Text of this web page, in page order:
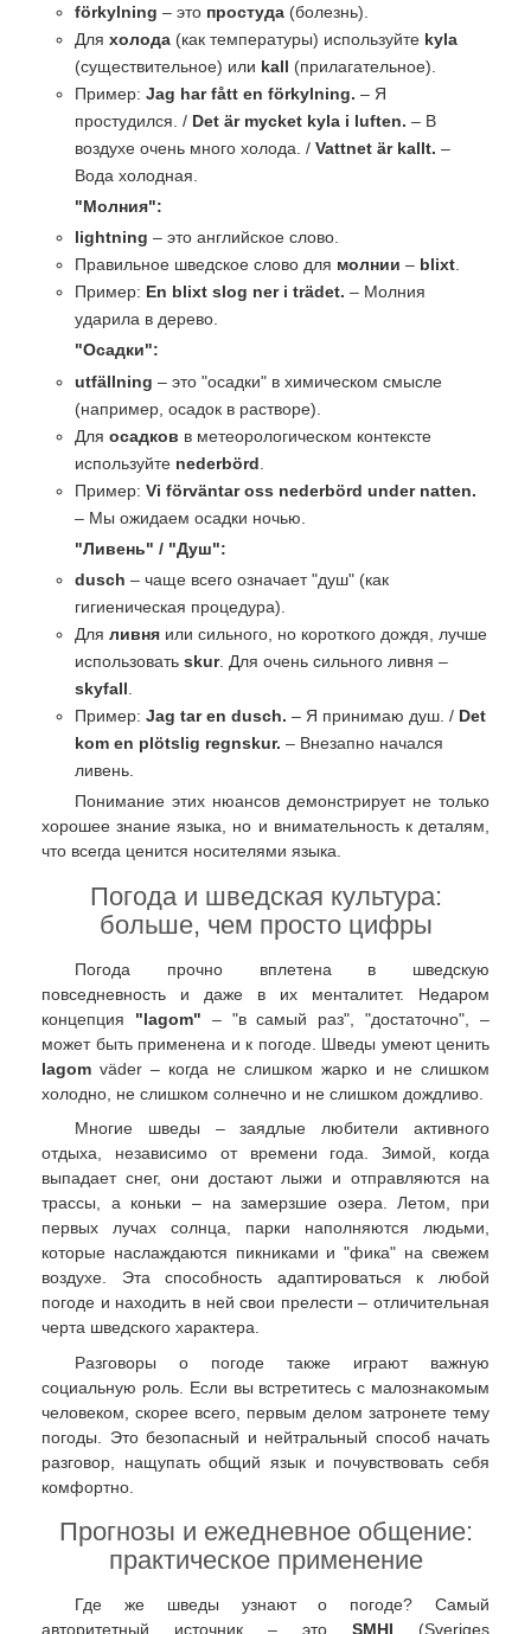
förkylning – это простуда (болезнь).
Для холода (как температуры) используйте kyla
(существительное) или kall (прилагательное).
Пример: Jag har fått en förkylning. – Я
простудился. / Det är mycket kyla i luften. – В
воздухе очень много холода. / Vattnet är kallt. –
Вода холодная.
"Молния":
lightning – это английское слово.
Правильное шведское слово для молнии – blixt
Пример: En blixt slog ner i trädet. – Молния
ударила в дерево.
"Осадки":
utfällning – это "осадки" в химическом смысле
(например, осадок в растворе).
Для осадков в метеорологическом контексте
используйте nederbörd
Пример: Vi förväntar oss nederbörd under natten.
– Мы ожидаем осадки ночью.
"Ливень" / "Душ":
dusch – чаще всего означает "душ" (как
гигиеническая процедура).
Для ливня или сильного, но короткого дождя, лучше
использовать skur. Для очень сильного ливня –
skyfall
Пример: Jag tar en dusch. – Я принимаю душ. / Det
kom en plötslig regnskur. – Внезапно начался
ливень.
Понимание этих нюансов демонстрирует не только
хорошее знание языка, но и внимательность к деталям,
что всегда ценится носителями языка.
Погода и шведская культура:
больше, чем просто цифры
Погода прочно вплетена в шведскую
повседневность и даже в их менталитет. Недаром
концепция "lagom" – "в самый раз", "достаточно", –
может быть применена и к погоде. Шведы умеют ценить
lagom väder – когда не слишком жарко и не слишком
холодно, не слишком солнечно и не слишком дождливо.
Многие шведы – заядлые любители активного
отдыха, независимо от времени года. Зимой, когда
выпадает снег, они достают лыжи и отправляются на
трассы, а коньки – на замерзшие озера. Летом, при
первых лучах солнца, парки наполняются людьми,
которые наслаждаются пикниками и "фика" на свежем
воздухе. Эта способность адаптироваться к любой
погоде и находить в ней свои прелести – отличительная
черта шведского характера.
Разговоры о погоде также играют важную
социальную роль. Если вы встретитесь с малознакомым
человеком, скорее всего, первым делом затронете тему
погоды. Это безопасный и нейтральный способ начать
разговор, нащупать общий язык и почувствовать себя
комфортно.
Прогнозы и ежедневное общение:
практическое применение
Где же шведы узнают о погоде? Самый
авторитетный источник – это SMHI (Sveriges